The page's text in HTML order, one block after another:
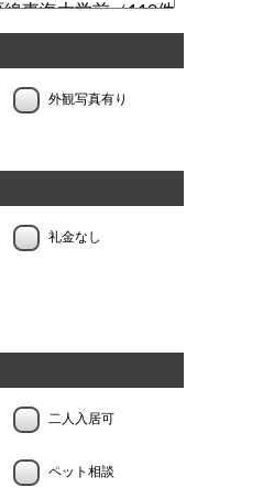
外観写真有り
礼金なし
二人入居可
ペット相談